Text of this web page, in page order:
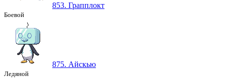
853. Грапплокт
Боевой
875. Айскью
Ледяной